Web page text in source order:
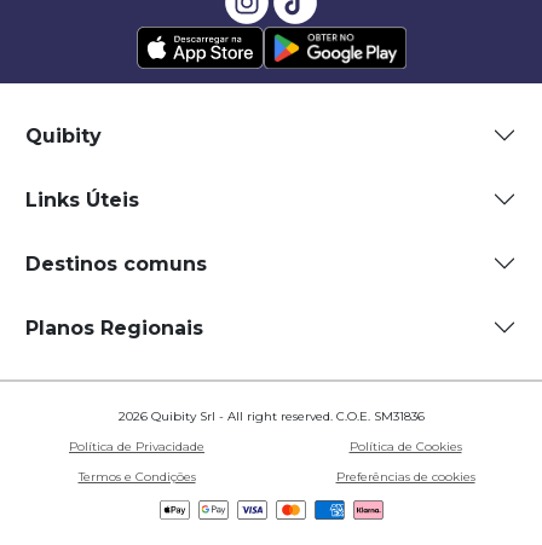
Quibity
Links Úteis
Destinos comuns
Planos Regionais
2026 Quibity Srl - All right reserved. C.O.E. SM31836
Política de Privacidade
Política de Cookies
Termos e Condições
Preferências de cookies